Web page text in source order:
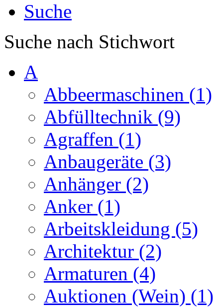
Suche
Suche nach Stichwort
A
Abbeermaschinen (1)
Abfülltechnik (9)
Agraffen (1)
Anbaugeräte (3)
Anhänger (2)
Anker (1)
Arbeitskleidung (5)
Architektur (2)
Armaturen (4)
Auktionen (Wein) (1)